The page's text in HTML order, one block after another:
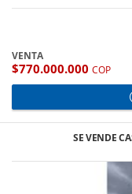
VENTA
$770.000.000 COP
SE VENDE